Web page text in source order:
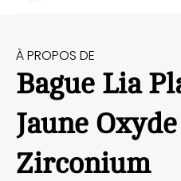
À PROPOS DE
Bague Lia
Jaune
Zirconium